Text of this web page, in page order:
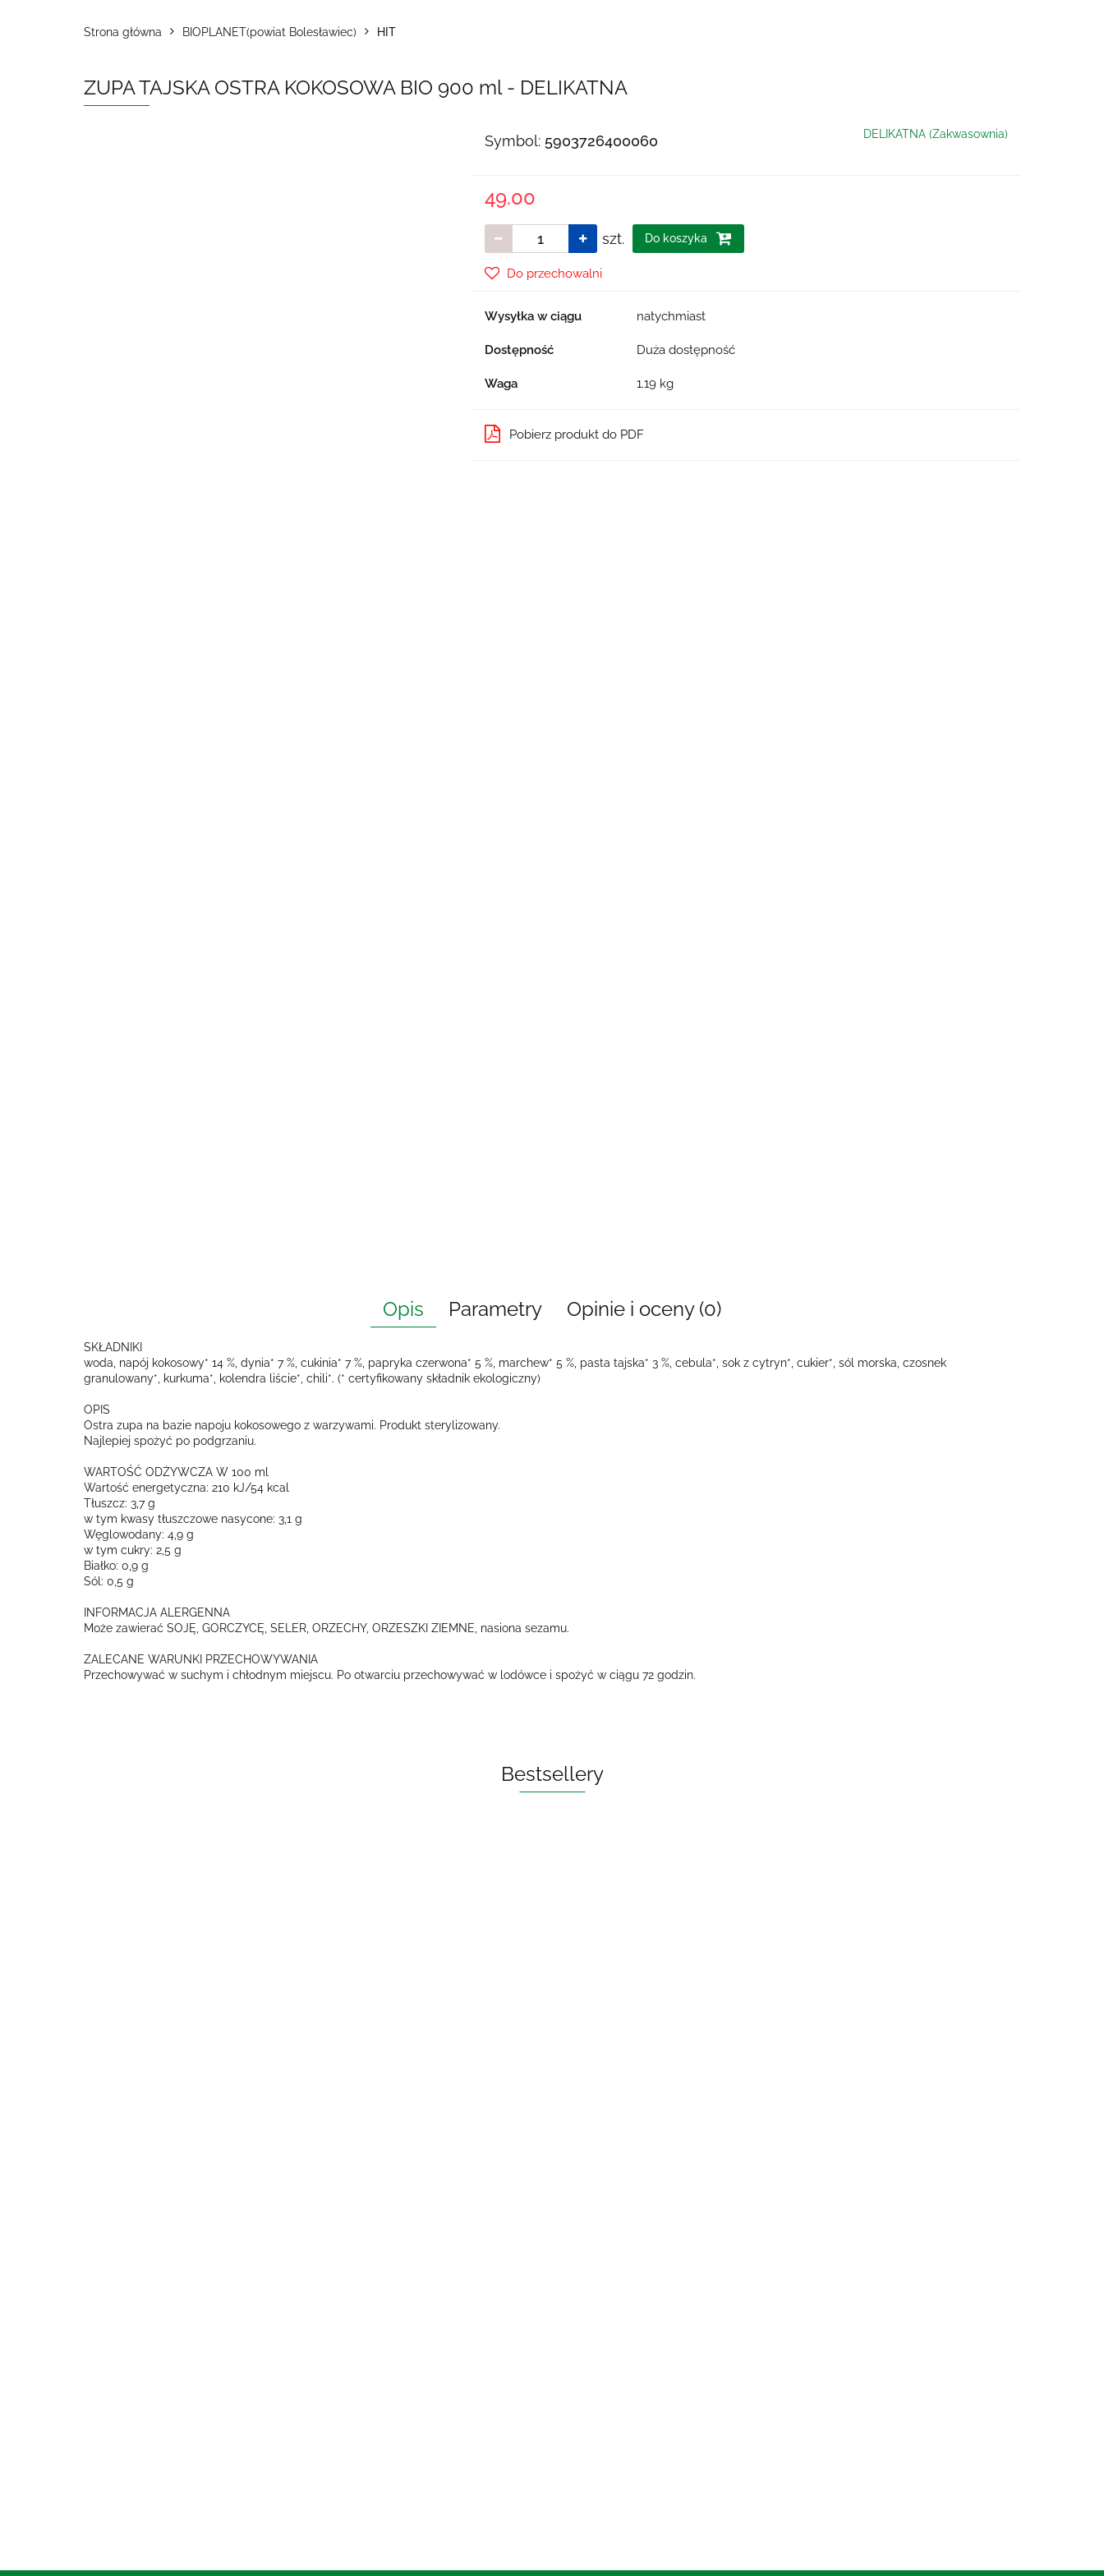
Strona główna BIOPLANET(powiat Bolesławiec) HIT
ZUPA TAJSKA OSTRA KOKOSOWA BIO 900 ml - DELIKATNA
Symbol: 5903726400060 DELIKATNA (Zakwasownia)
49.00
szt. Do koszyka
Do przechowalni
Wysyłka w ciągu natychmiast
Dostępność Duża dostępność
Waga 1.19 kg
Pobierz produkt do PDF
Opis Parametry Opinie i oceny (0)
SKŁADNIKI
woda, napój kokosowy* 14 %, dynia* 7 %, cukinia* 7 %, papryka czerwona* 5 %, marchew* 5 %, pasta tajska* 3 %, cebula*, sok z cytryn*, cukier*, sól morska, czosnek
granulowany*, kurkuma*, kolendra liście*, chili*. (* certyfikowany składnik ekologiczny)
OPIS
Ostra zupa na bazie napoju kokosowego z warzywami. Produkt sterylizowany.
Najlepiej spożyć po podgrzaniu.
WARTOŚĆ ODŻYWCZA W 100 ml
Wartość energetyczna: 210 kJ/54 kcal
Tłuszcz: 3,7 g
w tym kwasy tłuszczowe nasycone: 3,1 g
Węglowodany: 4,9 g
w tym cukry: 2,5 g
Białko: 0,9 g
Sól: 0,5 g
INFORMACJA ALERGENNA
Może zawierać SOJĘ, GORCZYCĘ, SELER, ORZECHY, ORZESZKI ZIEMNE, nasiona sezamu.
ZALECANE WARUNKI PRZECHOWYWANIA
Przechowywać w suchym i chłodnym miejscu. Po otwarciu przechowywać w lodówce i spożyć w ciągu 72 godzin.
Bestsellery